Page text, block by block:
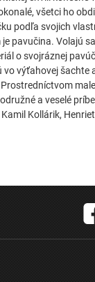
všetci ho
podľa svojich
pavučina. Volajú
o svojráznej
vo výťahovej šachte
a veselé
Kollárik,